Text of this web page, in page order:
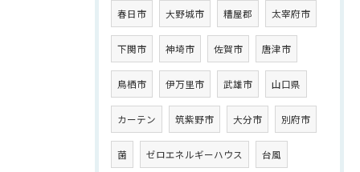
春日市 大野城市 糟屋郡 太宰府市
下関市 神埼市 佐賀市 唐津市
鳥栖市 伊万里市 武雄市 山口県
カーテン 筑紫野市 大分市 別府市
菌 ゼロエネルギーハウス 台風